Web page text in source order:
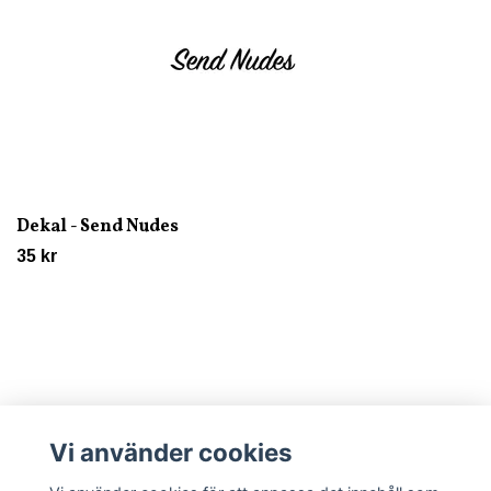
Dekal - Send Nudes
35 kr
Läs mer
Vi använder cookies